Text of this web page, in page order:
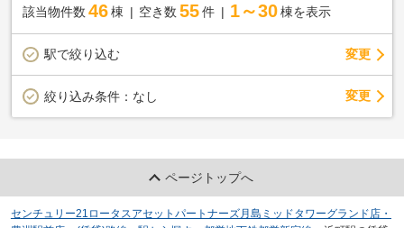
該当物件数 46棟 空き数 55 件 1～30 棟を表示
駅で絞り込む 変更
絞り込み条件： なし 変更
ページトップへ
センチュリー21ロータスアセットパートナーズ月島ミッドタワーグランド店・